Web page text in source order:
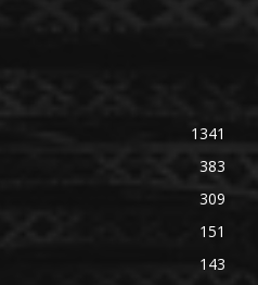
1341
383
309
151
143